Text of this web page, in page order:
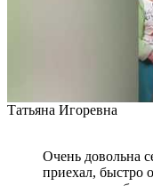
Татьяна Игоревна
Очень довольна
приехал, быстро